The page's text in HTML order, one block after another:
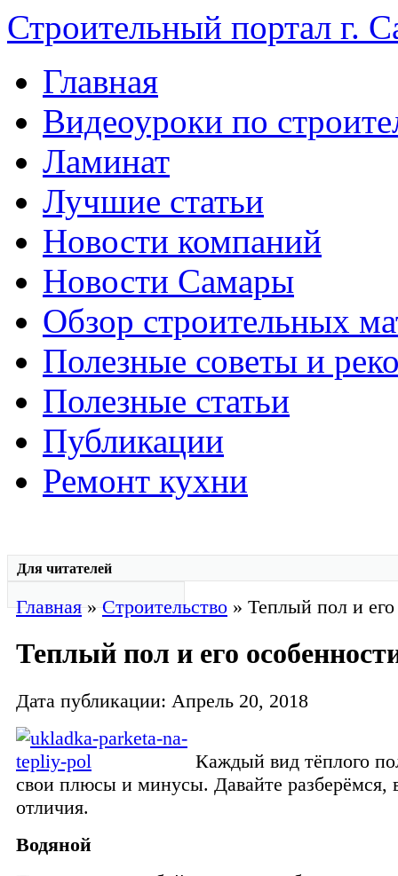
Строительный портал г.
Главная
Видеоуроки по
Ламинат
Лучшие статьи
Новости компаний
Новости Самары
Обзор строительных
Полезные советы и
Полезные статьи
Публикации
Ремонт кухни
Для читателей
Главная»Строительство » Теплый пол и
Теплый пол и его
Дата публикации: Апрель 20, 2018
Каждый вид тёплого
свои плюсы и минусы. Давайте разберёмся,
отличия.
Водяной